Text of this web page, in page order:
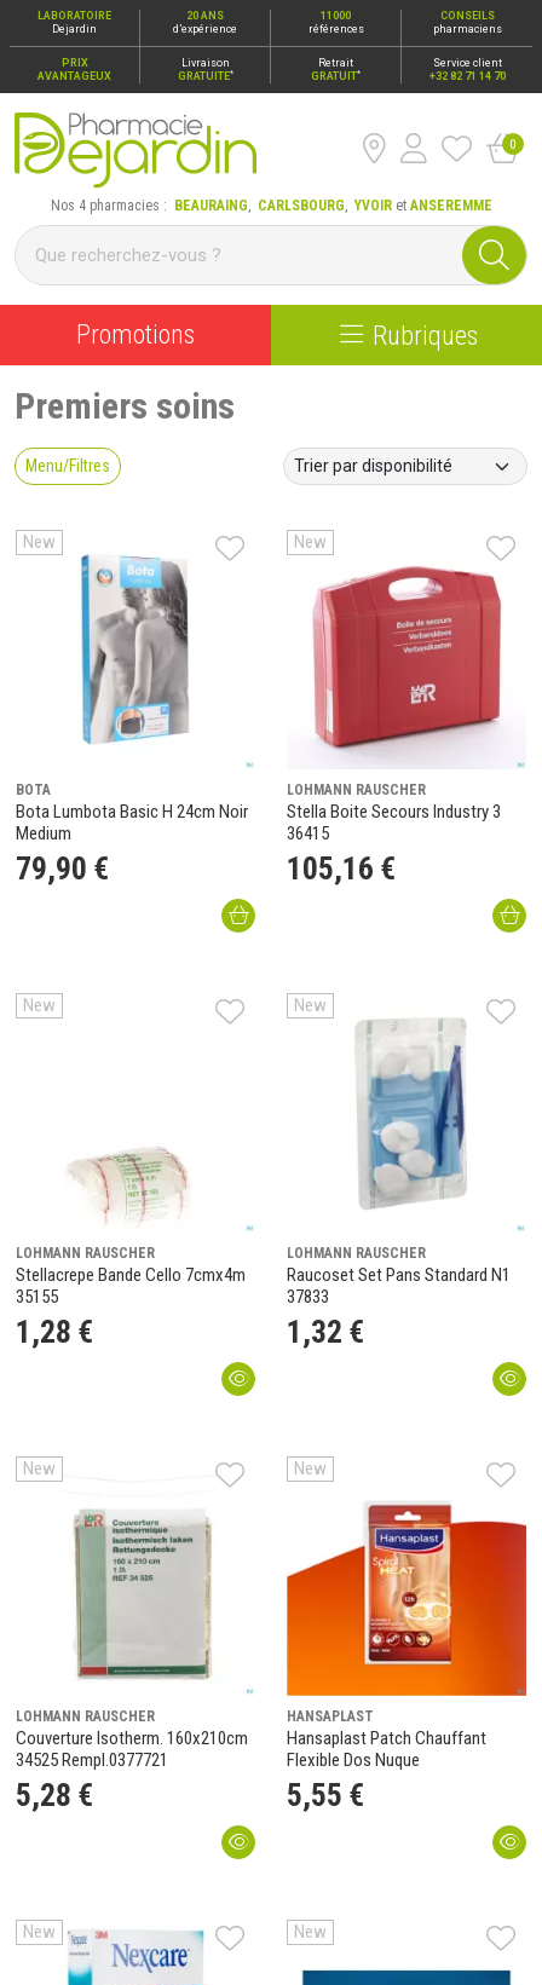
LABORATOIRE
Dejardin
20 ANS
d’expérience
11000
références
CONSEILS
pharmaciens
PRIX
AVANTAGEUX
Livraison
GRATUITE*
Retrait
GRATUIT*
Service client
+32 82 71 14 70
Pharmacie Dejardin Nos 4 pharmacies : Beauraing,
0
Nos 4 pharmacies : BEAURAING, CARLSBOURG,YVOIRetANSEREMME
Promotions Rubriques
Premiers soins
Menu/Filtres
New
BOTA
Bota Lumbota Basic H 24cm Noir
Medium
79,90 €
New
LOHMANN RAUSCHER
Stella Boite Secours Industry 3
36415
105,16 €
New
LOHMANN RAUSCHER
Stellacrepe Bande Cello 7cmx4m
35155
1 ,28 €
New
LOHMANN RAUSCHER
Raucoset Set Pans Standard N1
37833
1 ,32 €
New
LOHMANN RAUSCHER
Couverture Isotherm. 160x210cm
34525 Rempl.0377721
5,28 €
New
HANSAPLAST
Hansaplast Patch Chauffant
Flexible Dos Nuque
5,55 €
New New